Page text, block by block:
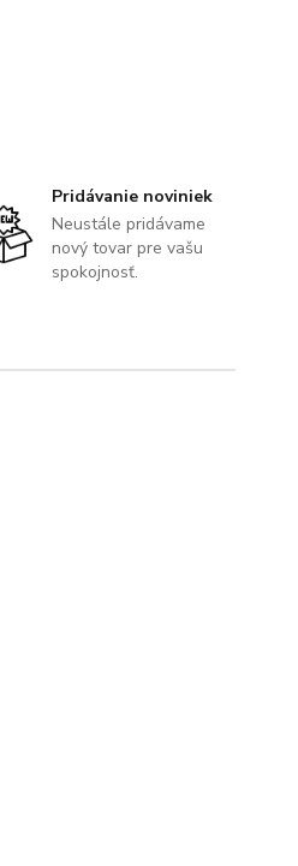
Pridávanie noviniek
Neustále pridávame
nový tovar pre vašu
spokojnosť.